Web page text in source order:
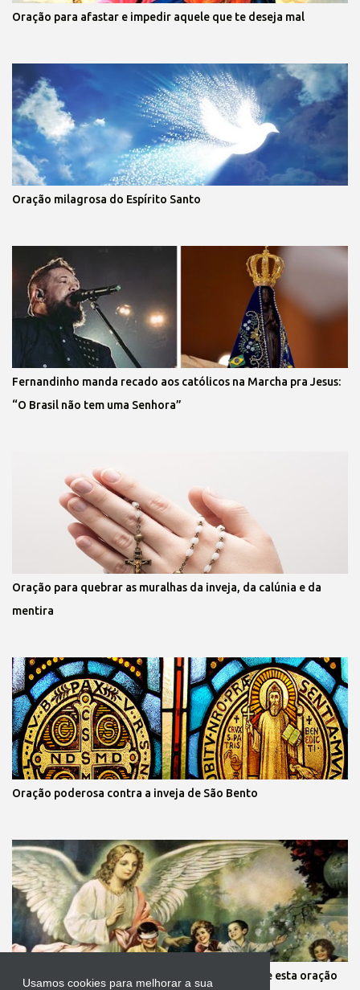
Usamos cookies para melhorar a sua
Oração para afastar e impedir aquele que te deseja mal
Oração milagrosa do Espírito Santo
Fernandinho manda recado aos católicos na Marcha pra Jesus:
“O Brasil não tem uma Senhora”
Oração para quebrar as muralhas da inveja, da calúnia e da
mentira
Oração poderosa contra a inveja de São Bento
Mãe, você está preocupada com seus filhos? Reze esta oração